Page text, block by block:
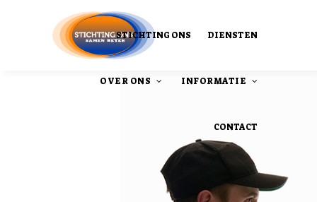
STICHTING ONS DIENSTEN
OVER ONS INFORMATIE
Onze publicaties
CONTACT